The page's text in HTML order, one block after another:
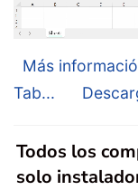
Más
Tab...
Todos los
solo